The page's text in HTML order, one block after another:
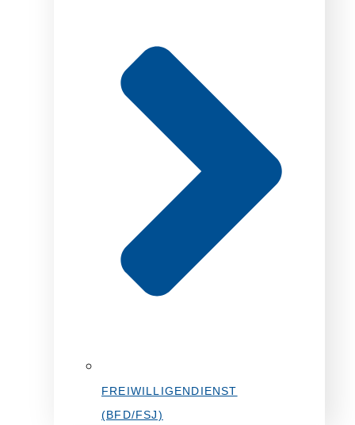
FREIWILLIGENDIENST
(BFD/FSJ)